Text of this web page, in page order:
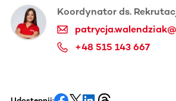
Koordynator ds.
+48 515 143 667